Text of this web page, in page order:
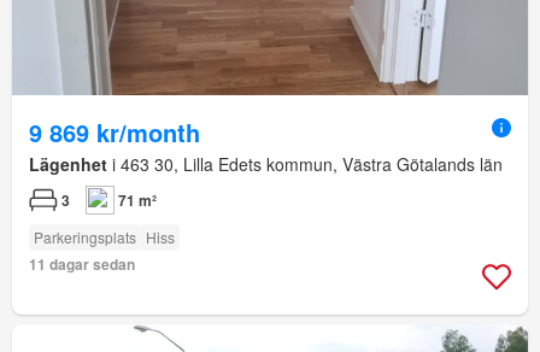
9 869 kr/month
Lägenhet i 463 30, Lilla Edets kommun, Västra Götalands län
3 71 m²
Parkeringsplats Hiss
11 dagar sedan